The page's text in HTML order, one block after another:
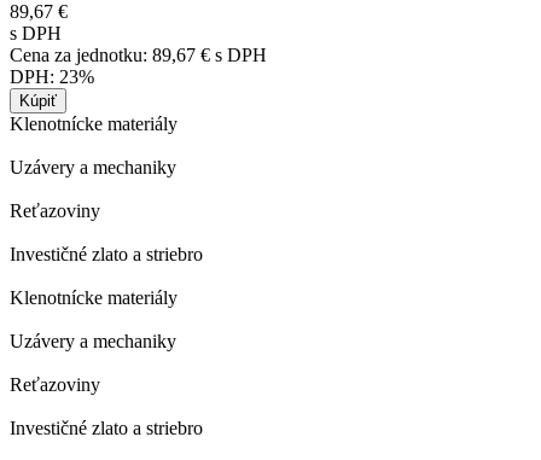
89,67 €
s DPH
Cena za jednotku: 89,67 € s DPH
DPH: 23%
Klenotnícke materiály
Uzávery a mechaniky
Reťazoviny
Investičné zlato a striebro
Klenotnícke materiály
Uzávery a mechaniky
Reťazoviny
Investičné zlato a striebro